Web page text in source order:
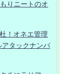
りニートのオ
！オネエ管理
アタックナンバ